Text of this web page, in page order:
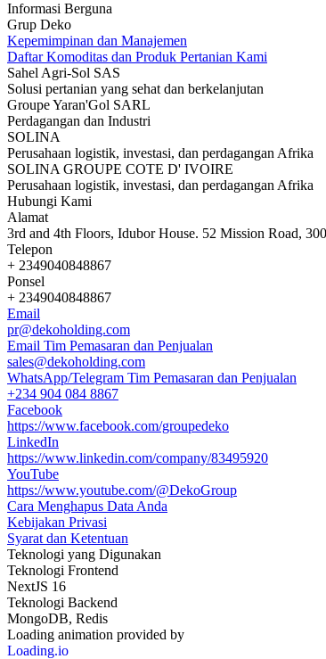
Informasi Berguna
Grup Deko
Kepemimpinan dan Manajemen
Daftar Komoditas dan Produk Pertanian Kami
Sahel Agri-Sol SAS
Solusi pertanian yang sehat dan berkelanjutan
Groupe Yaran'Gol SARL
Perdagangan dan Industri
SOLINA
Perusahaan logistik, investasi, dan perdagangan Afrika
SOLINA GROUPE COTE D' IVOIRE
Perusahaan logistik, investasi, dan perdagangan Afrika
Hubungi Kami
Alamat
3rd and 4th Floors, Idubor House. 52 Mission Road,
Telepon
+ 2349040848867
Ponsel
+ 2349040848867
Email
pr@dekoholding.com
Email Tim Pemasaran dan Penjualan
sales@dekoholding.com
WhatsApp/Telegram Tim Pemasaran dan Penjualan
+234 904 084 8867
Facebook
https://www.facebook.com/groupedeko
LinkedIn
https://www.linkedin.com/company/83495920
YouTube
https://www.youtube.com/@DekoGroup
Cara Menghapus Data Anda
Kebijakan Privasi
Syarat dan Ketentuan
Teknologi yang Digunakan
Teknologi Frontend
NextJS 16
Teknologi Backend
MongoDB, Redis
Loading animation provided by
Loading.io